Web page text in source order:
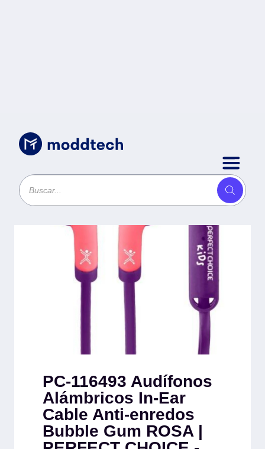
Sin categoría/PC-116493 Audífonos Alámbricos
In-Ear Cable Anti-enredos Bubble
Gum ROSA | PERFECT CHOICE -
PC-116493 Audífonos
Alámbricos In-Ear
Cable Anti-enredos
Bubble Gum ROSA |